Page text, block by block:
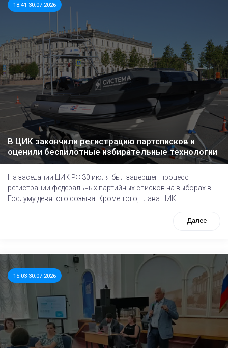
18:41 30.07.2026
В ЦИК закончили регистрацию партсписков и
оценили беспилотные избирательные технологии
На заседании ЦИК РФ 30 июля был завершен процесс
регистрации федеральных партийных списков на выборах в
Госдуму девятого созыва. Кроме того, глава ЦИК...
Далее
15:03 30.07.2026